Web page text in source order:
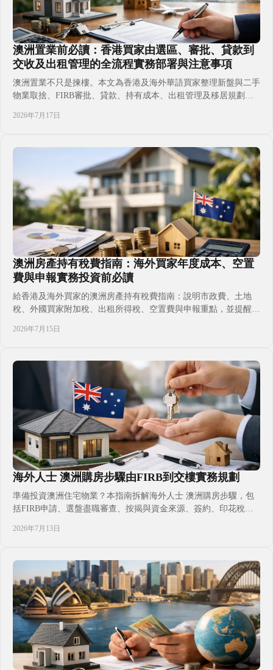
澳洲置業前必讀：香港買家由選區、審批、貸款到
交收及出租管理的全流程實務部署與注意事項
澳洲置業不只是揀樓。本文為香港及海外華語買家整理新盤與二手
物業取捨、FIRB審批、貸款、持有成本、出租管理及移居規劃要
少跨境決策盲點與交收前後的不確定性。並掌握應由持牌專業人士
先作好準備。
2026年7月17日
澳洲房產持有稅費指南：海外買家年度成本、空置
費與申報實務投資前必讀
給香港及海外買家的澳洲房產持有稅費指南：說明市政費、土地
稅、外國買家附加稅、出租所得稅、空置費與申報重點，並提醒州
現金流、物業管理與專業申報預算一併計算，投資及安居安排更清
交割後才發現預算不足的風險。
2026年7月15日
海外人士 澳洲購房步驟由FIRB到交樓實務規劃
準備投資澳洲住宅物業？本指南拆解海外人士 澳洲購房步驟，包
括FIRB申請、選盤盡職審查、按揭與資金來源、簽約、印花稅、
更穩妥決定，並及早連繫合資格專業人士。了解哪些物業可購、何
劃者參考閱讀。
2026年7月13日